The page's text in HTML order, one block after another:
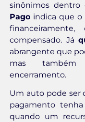
sinônimos dentro
Pago indica que
compensado. Já
abrangente que
mas
encerramento.
Um auto pode ser
pagamento
quando um